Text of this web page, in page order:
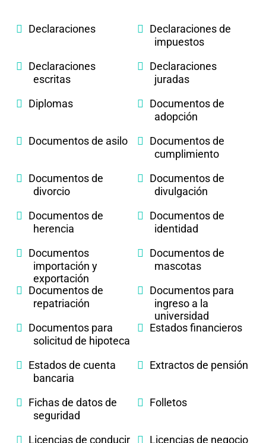
Declaraciones
Declaraciones de
impuestos
Declaraciones
escritas
Declaraciones
juradas
Diplomas
Documentos de
adopción
Documentos de asilo
Documentos de
cumplimiento
Documentos de
divorcio
Documentos de
divulgación
Documentos de
herencia
Documentos de
identidad
Documentos
importación y
exportación
Documentos de
mascotas
Documentos de
repatriación
Documentos para
ingreso a la
universidad
Documentos para
solicitud de hipoteca
Estados financieros
Estados de cuenta
bancaria
Extractos de pensión
Fichas de datos de
seguridad
Folletos
Licencias de conducir Licencias de negocio